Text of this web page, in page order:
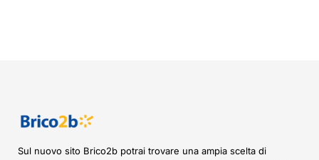
Sul nuovo sito Brico2b potrai trovare una ampia scelta di